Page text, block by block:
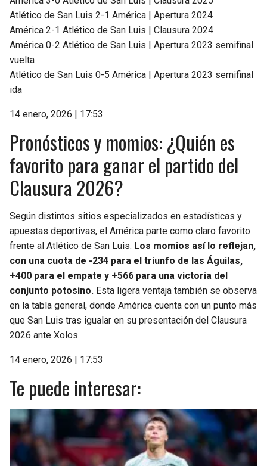
Atlético de San Luis 2-1 América | Apertura 2024
América 2-1 Atlético de San Luis | Clausura 2024
América 0-2 Atlético de San Luis | Apertura 2023 semifinal
vuelta
Atlético de San Luis 0-5 América | Apertura 2023 semifinal
ida
14 enero, 2026 | 17:53
Pronósticos y momios: ¿Quién es
favorito para ganar el partido del
Clausura 2026?
Según distintos sitios especializados en estadísticas y
apuestas deportivas, el América parte como claro favorito
frente al Atlético de San Luis. Los momios así lo reflejan,
con una cuota de -234 para el triunfo de las Águilas,
+400 para el empate y +566 para una victoria del
conjunto potosino. Esta ligera ventaja también se observa
en la tabla general, donde América cuenta con un punto más
que San Luis tras igualar en su presentación del Clausura
2026 ante Xolos.
14 enero, 2026 | 17:53
Te puede interesar: